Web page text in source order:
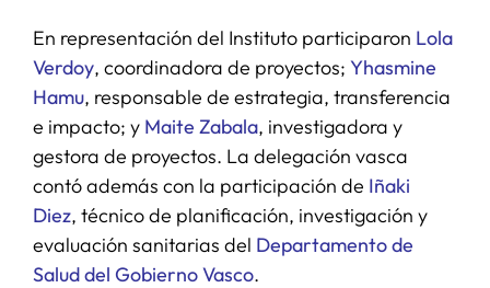
En representación del Instituto participaron Lola
Verdoy, coordinadora de proyectos; Yhasmine
Hamu, responsable de estrategia, transferencia
e impacto; y Maite Zabala, investigadora y
gestora de proyectos. La delegación vasca
contó además con la participación de Iñaki
Diez, técnico de planificación, investigación y
evaluación sanitarias del Departamento de
Salud del Gobierno Vasco.